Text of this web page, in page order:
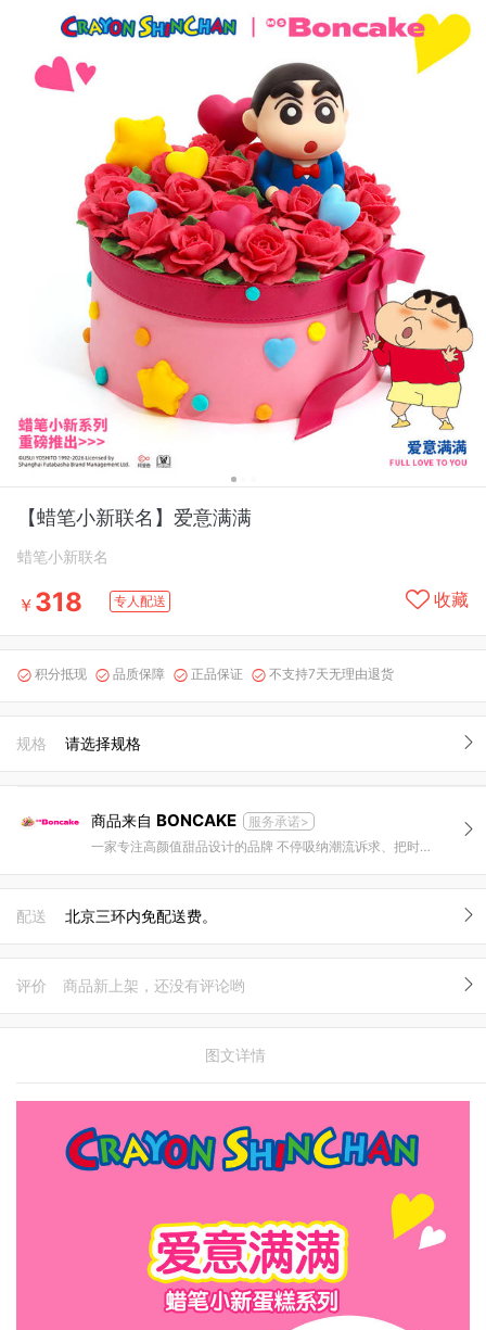
【蜡笔小新联名】爱意满满
蜡笔小新联名
￥ 318 专人配送 收藏
 积分抵现  品质保障  正品保证  不支持7天无理由退货
规格 请选择规格
商品来自 BONCAKE
服务承诺>
一家专注高颜值甜品设计的品牌 不停吸纳潮流诉求、把时尚与甜品结合，创造惊喜是我们的追求。
配送 北京三环内免配送费。
评价 商品新上架，还没有评论哟
图文详情